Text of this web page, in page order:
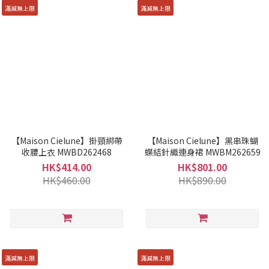
滿減無上限
【Maison Cielune】掛頸綁帶
收腰上衣 MWBD262468
HK$414.00
HK$460.00
滿減無上限
【Maison Cielune】黑串珠蝴
蝶結針織連身裙 MWBM262659
HK$801.00
HK$890.00
滿減無上限 滿減無上限